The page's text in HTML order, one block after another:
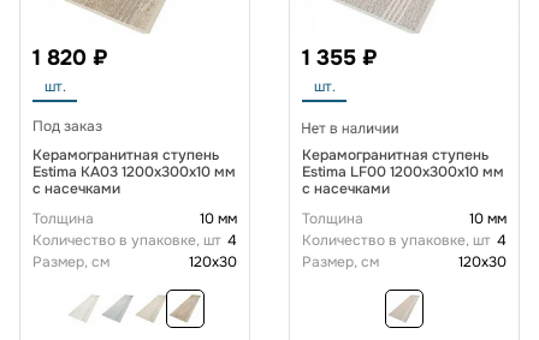
1 820 ₽
шт.
Под заказ
Керамогранитная ступень
Estima KA03 1200x300x10 мм
с насечками
Толщина
10 мм
Количество в упаковке, шт 4
Размер, см
120x30
1 355 ₽
шт.
Керамогранитная ступень
Estima LF00 1200x300x10 мм
с насечками
Толщина
10 мм
Количество в упаковке, шт 4
Размер, см
120x30